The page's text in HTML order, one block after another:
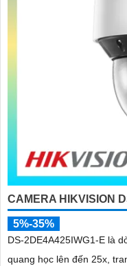
CAMERA HIKVISION
5%-35%
DS-2DE4A425IWG1-E là
quang học lên đến 25x,